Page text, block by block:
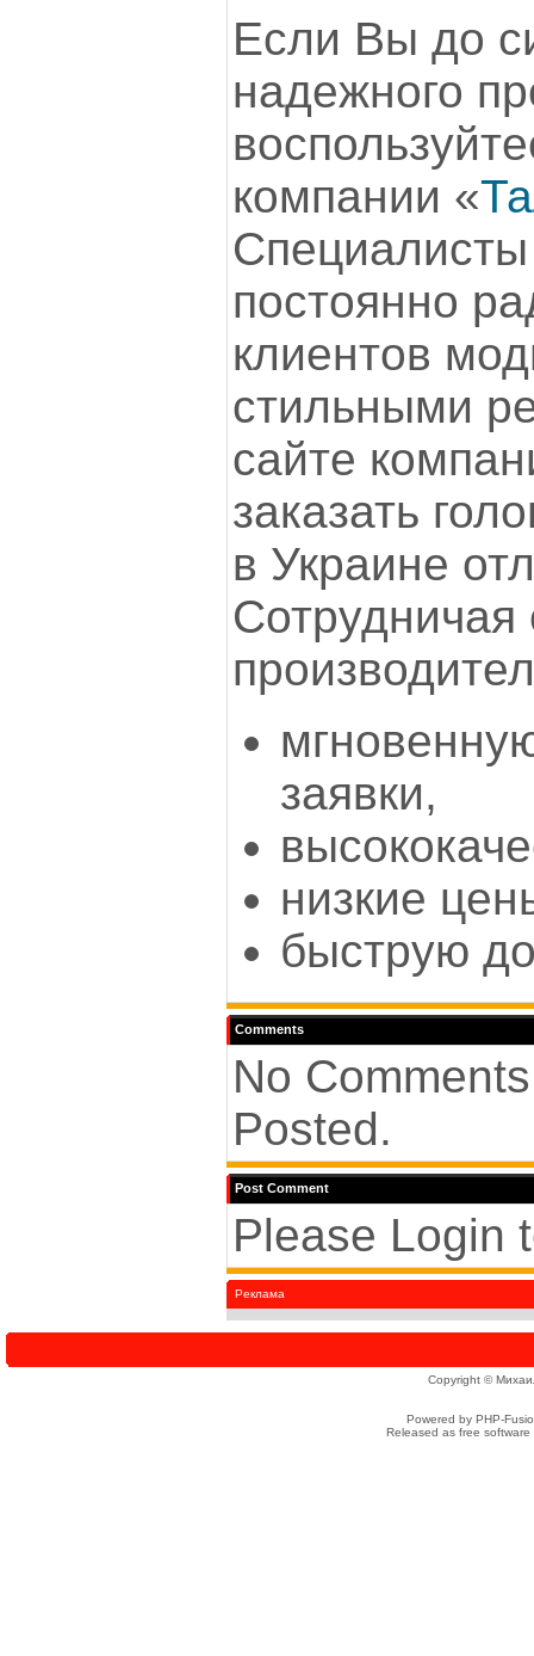
Если Вы до
надежного
компании «
постоянно
клиентов
стильными
сайте
заказать
в Украине
заявки,
низкие
быструю
Comments
No
Posted.
Post Comment
Please Login
Реклама
Copyright ©
Powered by PHP-
Released as free